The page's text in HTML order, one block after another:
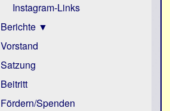
Instagram-Links
Berichte ▼
Archiv
Berichte
Vorstand
Satzung
Beitritt
Fördern/Spenden